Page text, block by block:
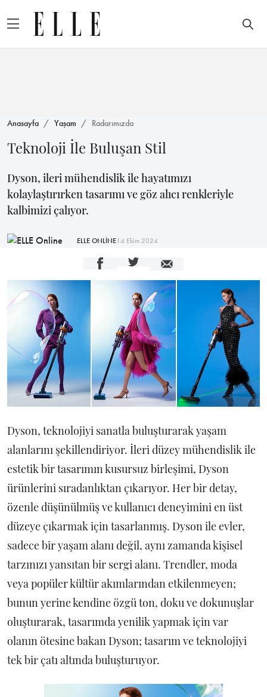
Anasayfa Yaşam Radarımızda
Teknoloji İle Buluşan Stil
Dyson, ileri mühendislik ile hayatımızı
kolaylaştırırken tasarımı ve göz alıcı renkleriyle
kalbimizi çalıyor.
ELLE ONLİNE14 Ekim 2024
Dyson, teknolojiyi sanatla buluşturarak yaşam
alanlarını şekillendiriyor. İleri düzey mühendislik ile
estetik bir tasarımın kusursuz birleşimi, Dyson
ürünlerini sıradanlıktan çıkarıyor. Her bir detay,
özenle düşünülmüş ve kullanıcı deneyimini en üst
düzeye çıkarmak için tasarlanmış. Dyson ile evler,
sadece bir yaşam alanı değil, aynı zamanda kişisel
tarzınızı yansıtan bir sergi alanı. Trendler, moda
veya popüler kültür akımlarından etkilenmeyen;
bunun yerine kendine özgü ton, doku ve dokunuşlar
oluşturarak, tasarımda yenilik yapmak için var
olanın ötesine bakan Dyson; tasarım ve teknolojiyi
tek bir çatı altında buluşturuyor.